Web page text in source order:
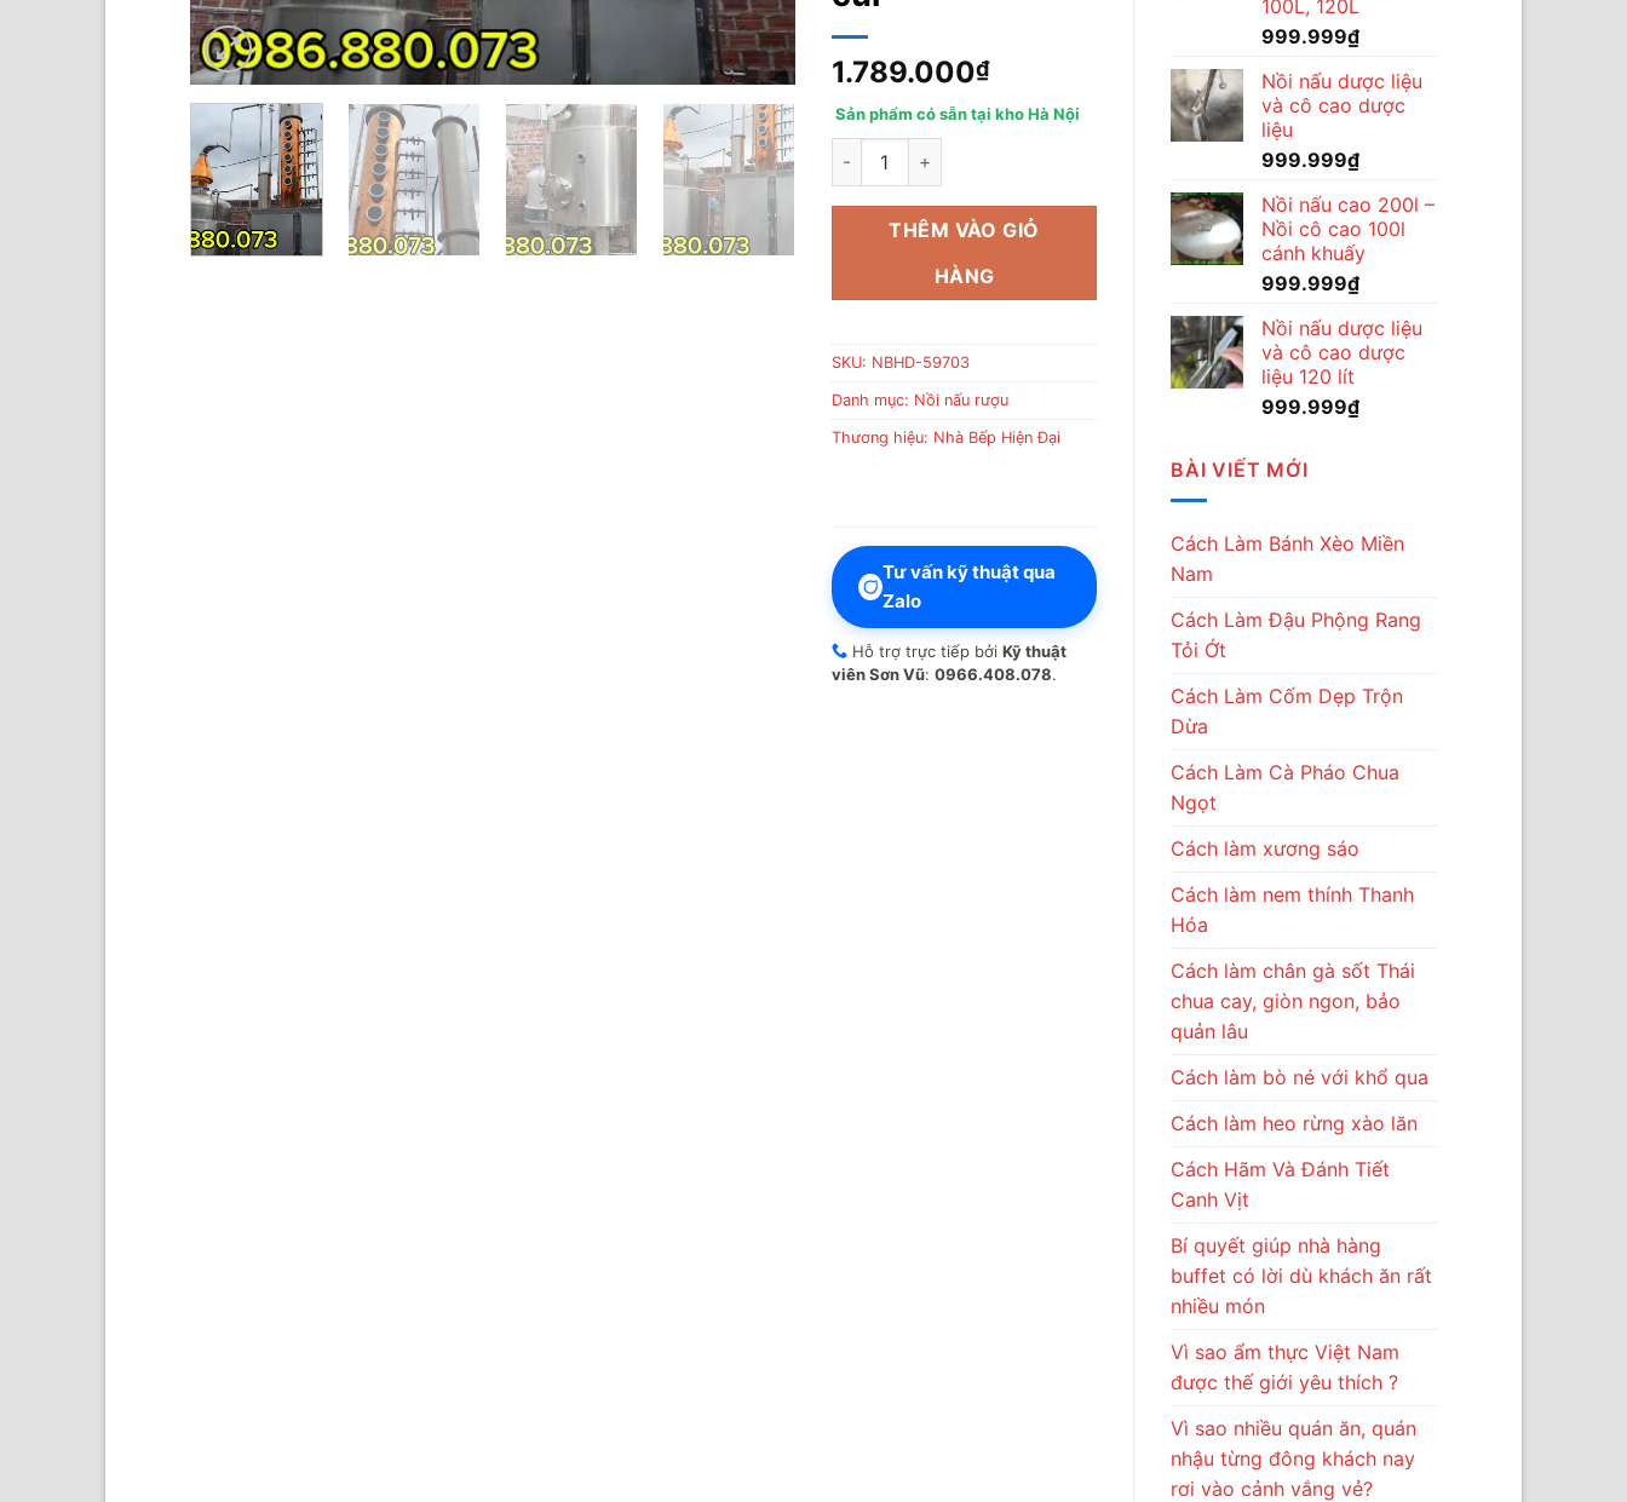
1.789.000₫
Sản phẩm có sẵn tại kho Hà Nội
Tháp chưng cất rượu ngô 400kg dùng 3 pha kết hợp lò hơi đun củi số lượng
THÊM VÀO GIỎ
HÀNG
SKU: NBHD-59703
Danh mục: Nồi nấu rượu
Thương hiệu: Nhà Bếp Hiện Đại
Tư vấn kỹ thuật qua
Zalo
Hỗ trợ trực tiếp bởi Kỹ thuật
viên Sơn Vũ: 0966.408.078.
100L, 120L
999.999₫
Nồi nấu dược liệu
và cô cao dược
liệu
999.999₫
Nồi nấu cao 200l –
Nồi cô cao 100l
cánh khuấy
999.999₫
Nồi nấu dược liệu
và cô cao dược
liệu 120 lít
999.999₫
BÀI VIẾT MỚI
Cách Làm Bánh Xèo Miền
Nam
Cách Làm Đậu Phộng Rang
Tỏi Ớt
Cách Làm Cốm Dẹp Trộn
Dừa
Cách Làm Cà Pháo Chua
Ngọt
Cách làm xương sáo
Cách làm nem thính Thanh
Hóa
Cách làm chân gà sốt Thái
chua cay, giòn ngon, bảo
quản lâu
Cách làm bò né với khổ qua
Cách làm heo rừng xào lăn
Cách Hãm Và Đánh Tiết
Canh Vịt
Bí quyết giúp nhà hàng
buffet có lời dù khách ăn rất
nhiều món
Vì sao ẩm thực Việt Nam
được thế giới yêu thích ?
Vì sao nhiều quán ăn, quán
nhậu từng đông khách nay
rơi vào cảnh vắng vẻ?